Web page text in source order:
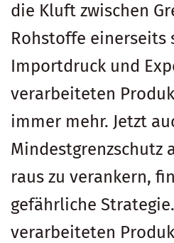
die Kluft zwischen
Rohstoffe einerseits
Importdruck und
verarbeiteten
immer mehr. Jetzt
Mindestgrenzschutz
raus zu verankern,
gefährliche
verarbeiteten